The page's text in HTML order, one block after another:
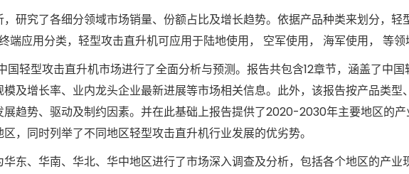
研究了各细分领域市场销量、份额占比及增长趋势。依据产品种类来划分，轻
应用分类，轻型攻击直升机可应用于陆地使用， 空军使用， 海军使用， 等领
轻型攻击直升机市场进行了全面分析与预测。报告共包含12章节，涵盖了中国
及增长率、业内龙头企业最新进展等市场相关信息。此外，该报告按产品类型
趋势、驱动及制约因素。并在此基础上报告提供了2020-2030年主要地区的
，同时列举了不同地区轻型攻击直升机行业发展的优劣势。
东、华南、华北、华中地区进行了市场深入调查及分析，包括各个地区的产业